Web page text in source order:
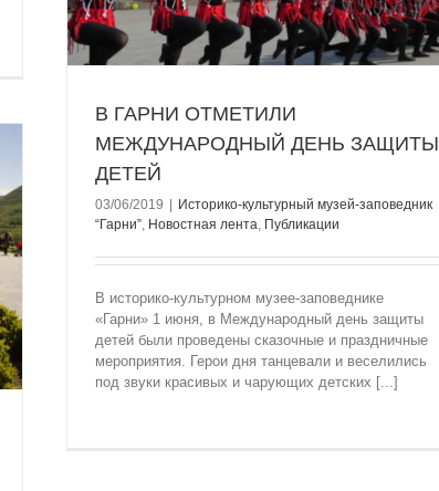
В ГАРНИ ОТМЕТИЛИ
МЕЖДУНАРОДНЫЙ ДЕНЬ ЗАЩИТЫ
ДЕТЕЙ
03/06/2019
Историко-культурный музей-заповедник
“Гарни”, Новостная лента, Публикации
В историко-культурном музее-заповеднике
«Гарни» 1 июня, в Международный день защиты
детей были проведены сказочные и праздничные
мероприятия. Герои дня танцевали и веселились
под звуки красивых и чарующих детских [...]